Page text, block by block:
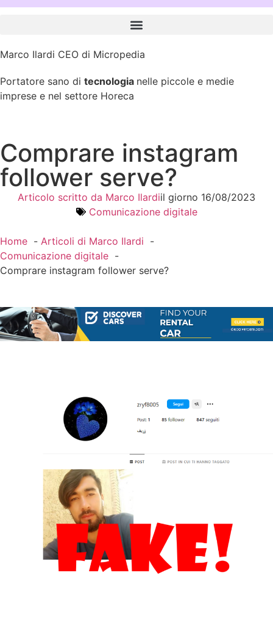
Marco Ilardi CEO di Micropedia
Portatore sano di tecnologia nelle piccole e medie
imprese e nel settore Horeca
Comprare instagram
follower serve?
Articolo scritto da Marco Ilardiil giorno 16/08/2023
Comunicazione digitale
Home
Articoli di Marco Ilardi
Comunicazione digitale
Comprare instagram follower serve?